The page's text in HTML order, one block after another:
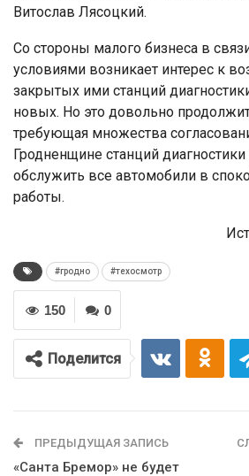
Витослав Лясоцкий.
Со стороны малого бизнеса в
условиями возникает интерес к
закрытых ими станций
новых. Но это довольно
требующая множества
Гродненщине станций диагностики
обслужить все автомобили в
работы.
#гродно #техосмотр
0
150
Поделится
ПРЕДЫДУЩАЯ ЗАПИСЬ
«Санта Бремор» не будет